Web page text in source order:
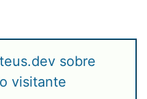
sobre
visitante